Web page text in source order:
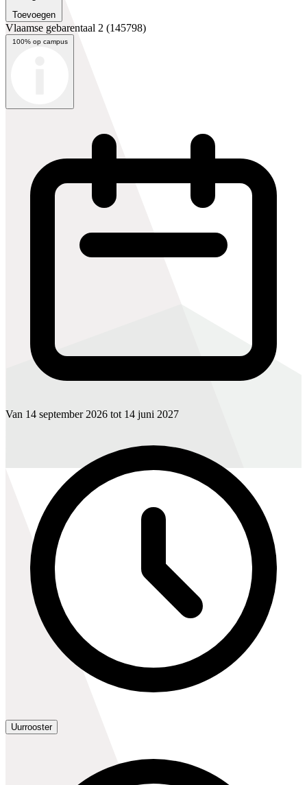
Toevoegen
Vlaamse gebarentaal 2 (145798)
100% op campus
Van 14 september 2026 tot 14 juni 2027
Uurrooster